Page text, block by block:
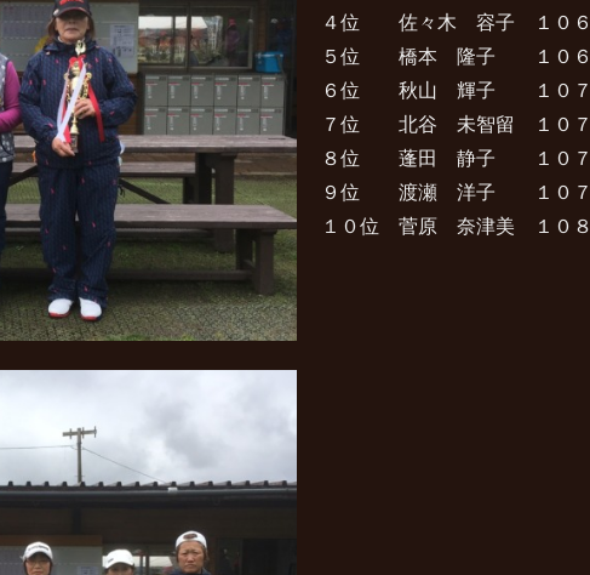
４位 佐々木 容子 １０６
５位 橋本 隆子 １０６
６位 秋山 輝子 １０７
７位 北谷 未智留 １０７
８位 蓬田 静子 １０７
９位 渡瀬 洋子 １０７
１０位 菅原 奈津美 １０８